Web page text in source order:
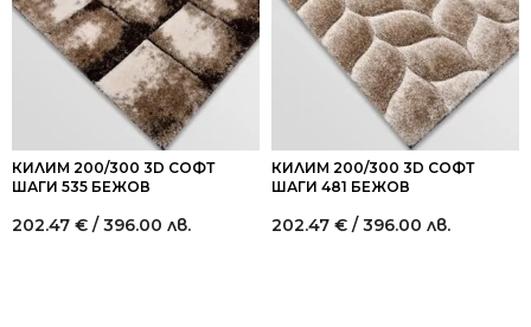
КИЛИМ 200/300 3D СОФТ
ШАГИ 535 БЕЖОВ
202.47 € / 396.00 лв.
КИЛИМ 200/300 3D СОФТ
ШАГИ 481 БЕЖОВ
202.47 € / 396.00 лв.